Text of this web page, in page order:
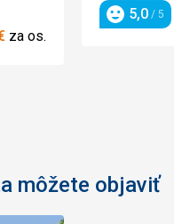
za os.
Hodnotenie
5,0 / 5
môžete objaviť